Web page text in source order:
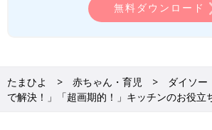
無料ダウンロード
たまひよ 赤ちゃん・育児
ダイソー
で解決！」「超画期的！」キッチンのお役立